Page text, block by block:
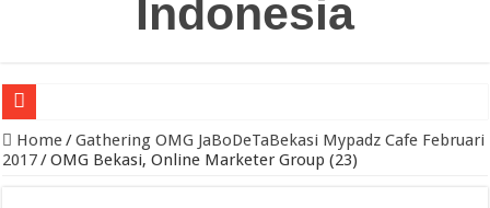
Pengacara Merek Profesional Jakarta Lindungi Hak Merek Bisnis
Home/Gathering OMG JaBoDeTaBekasi Mypadz Cafe Februari
2017/OMG Bekasi, Online Marketer Group (23)